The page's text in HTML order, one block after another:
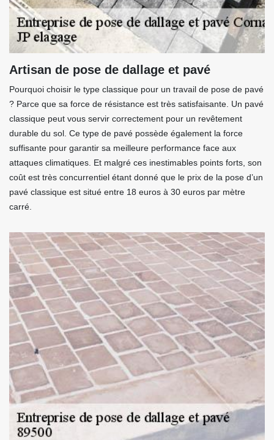
Artisan de pose de dallage et pavé
Pourquoi choisir le type classique pour un travail de pose de pavé
? Parce que sa force de résistance est très satisfaisante. Un pavé
classique peut vous servir correctement pour un revêtement
durable du sol. Ce type de pavé possède également la force
suffisante pour garantir sa meilleure performance face aux
attaques climatiques. Et malgré ces inestimables points forts, son
coût est très concurrentiel étant donné que le prix de la pose d’un
pavé classique est situé entre 18 euros à 30 euros par mètre
carré.